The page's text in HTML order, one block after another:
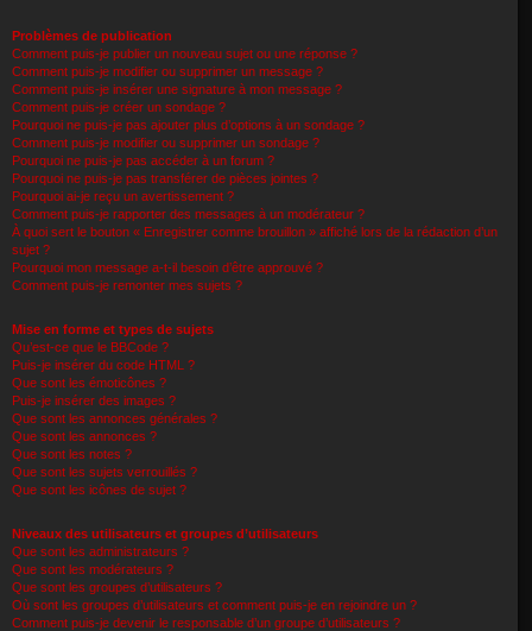
Problèmes de publication
Comment puis-je publier un nouveau sujet ou une réponse ?
Comment puis-je modifier ou supprimer un message ?
Comment puis-je insérer une signature à mon message ?
Comment puis-je créer un sondage ?
Pourquoi ne puis-je pas ajouter plus d’options à un sondage ?
Comment puis-je modifier ou supprimer un sondage ?
Pourquoi ne puis-je pas accéder à un forum ?
Pourquoi ne puis-je pas transférer de pièces jointes ?
Pourquoi ai-je reçu un avertissement ?
Comment puis-je rapporter des messages à un modérateur ?
À quoi sert le bouton « Enregistrer comme brouillon » affiché lors de la rédaction d’un
sujet ?
Pourquoi mon message a-t-il besoin d’être approuvé ?
Comment puis-je remonter mes sujets ?
Mise en forme et types de sujets
Qu’est-ce que le BBCode ?
Puis-je insérer du code HTML ?
Que sont les émoticônes ?
Puis-je insérer des images ?
Que sont les annonces générales ?
Que sont les annonces ?
Que sont les notes ?
Que sont les sujets verrouillés ?
Que sont les icônes de sujet ?
Niveaux des utilisateurs et groupes d’utilisateurs
Que sont les administrateurs ?
Que sont les modérateurs ?
Que sont les groupes d’utilisateurs ?
Où sont les groupes d’utilisateurs et comment puis-je en rejoindre un ?
Comment puis-je devenir le responsable d’un groupe d’utilisateurs ?